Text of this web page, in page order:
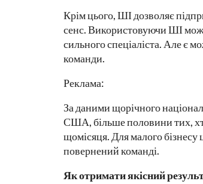
Крім цього, ШІ дозволяє
сенс. Використовуючи ШІ
сильного спеціаліста. Але є
команди.
Реклама:
За даними щорічного
США, більше половини тих,
щомісяця. Для малого
повернений команді.
Як отримати якісний